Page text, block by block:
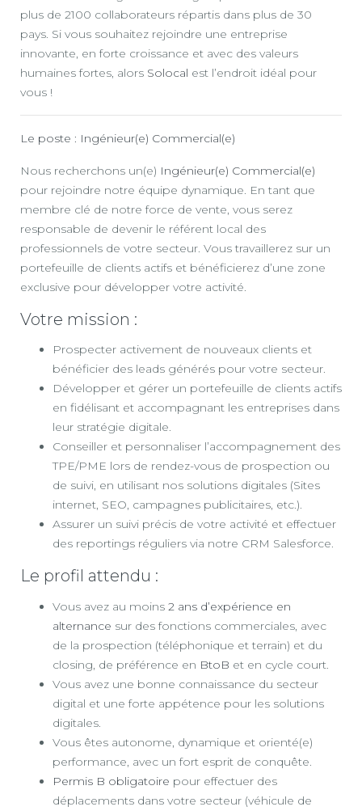
plus de 2100 collaborateurs répartis dans plus de 30
pays. Si vous souhaitez rejoindre une entreprise
innovante, en forte croissance et avec des valeurs
humaines fortes, alors Solocal est l’endroit idéal pour
vous !
Le poste : Ingénieur(e) Commercial(e)
Nous recherchons un(e) Ingénieur(e) Commercial(e)
pour rejoindre notre équipe dynamique. En tant que
membre clé de notre force de vente, vous serez
responsable de devenir le référent local des
professionnels de votre secteur. Vous travaillerez sur un
portefeuille de clients actifs et bénéficierez d’une zone
exclusive pour développer votre activité.
Votre mission :
Prospecter activement de nouveaux clients et
bénéficier des leads générés pour votre secteur.
Développer et gérer un portefeuille de clients actifs
en fidélisant et accompagnant les entreprises dans
leur stratégie digitale.
Conseiller et personnaliser l’accompagnement des
TPE/PME lors de rendez-vous de prospection ou
de suivi, en utilisant nos solutions digitales (Sites
internet, SEO, campagnes publicitaires, etc.).
Assurer un suivi précis de votre activité et effectuer
des reportings réguliers via notre CRM Salesforce.
Le profil attendu :
Vous avez au moins 2 ans d’expérience en
alternance sur des fonctions commerciales, avec
de la prospection (téléphonique et terrain) et du
closing, de préférence en BtoB et en cycle court.
Vous avez une bonne connaissance du secteur
digital et une forte appétence pour les solutions
digitales.
Vous êtes autonome, dynamique et orienté(e)
performance, avec un fort esprit de conquête.
Permis B obligatoire pour effectuer des
déplacements dans votre secteur (véhicule de